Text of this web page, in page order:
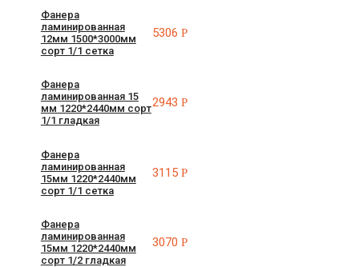
Фанера
ламинированная
12мм 1500*3000мм
сорт 1/1 сетка
5306Р
Фанера
ламинированная 15
мм 1220*2440мм сорт
1/1 гладкая
2943Р
Фанера
ламинированная
15мм 1220*2440мм
сорт 1/1 сетка
3115Р
Фанера
ламинированная
15мм 1220*2440мм
сорт 1/2 гладкая
3070Р